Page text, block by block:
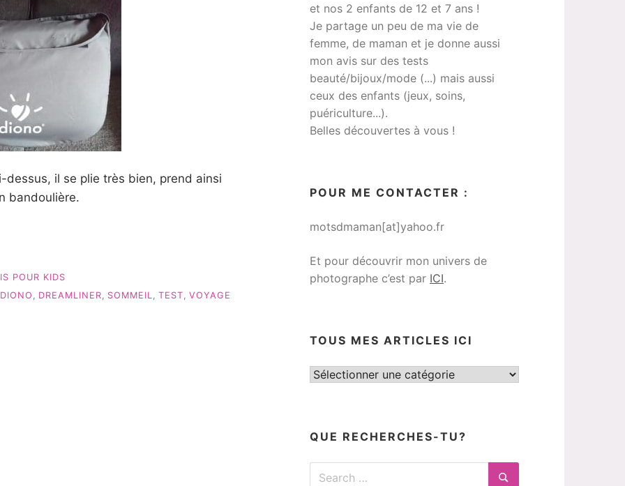
il se plie très bien, prend ainsi
bandoulière.
POUR KIDS
DIONO , DREAMLINER, SOMMEIL, TEST, VOYAGE
et nos 2 enfants de 12 et 7 ans !
Je partage un peu de ma vie de
femme, de maman et je donne aussi
mon avis sur des tests
beauté/bijoux/mode (...) mais aussi
ceux des enfants (jeux, soins,
puériculture...).
Belles découvertes à vous !
POUR ME CONTACTER :
motsdmaman[at]yahoo.fr
Et pour découvrir mon univers de
photographe c’est par ICI.
TOUS MES ARTICLES ICI
Tous
QUE RECHERCHES-TU?
Search